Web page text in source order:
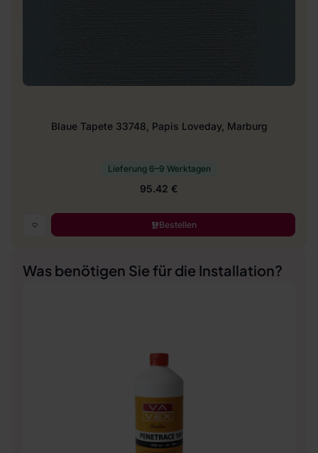
Blaue Tapete 33748, Papis Loveday, Marburg
Lieferung 6–9 Werktagen
95.42 €
Bestellen
Was benötigen Sie für die Installation?